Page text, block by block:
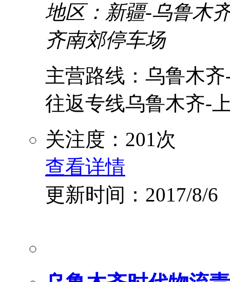
地区：新疆-乌鲁木
齐南郊停车场
主营路线：乌鲁木
往返专线乌鲁木齐-
关注度：201次
查看详情
更新时间：2017/8/6